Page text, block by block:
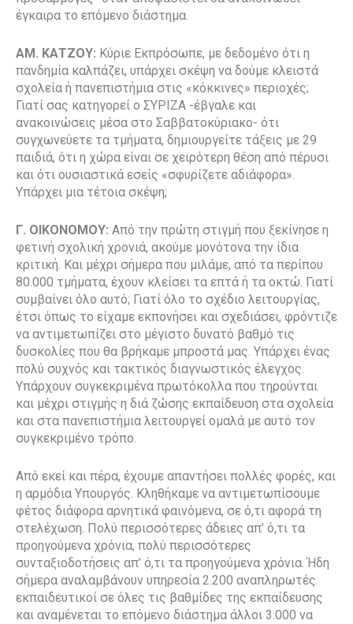
έγκαιρα το επόμενο διάστημα.
ΑΜ. ΚΑΤΖΟΥ: Κύριε Εκπρόσωπε, με δεδομένο ότι η
πανδημία καλπάζει, υπάρχει σκέψη να δούμε κλειστά
σχολεία ή πανεπιστήμια στις «κόκκινες» περιοχές;
Γιατί σας κατηγορεί ο ΣΥΡΙΖΑ -έβγαλε και
ανακοινώσεις μέσα στο Σαββατοκύριακο- ότι
συγχωνεύετε τα τμήματα, δημιουργείτε τάξεις με 29
παιδιά, ότι η χώρα είναι σε χειρότερη θέση από πέρυσι
και ότι ουσιαστικά εσείς «σφυρίζετε αδιάφορα».
Υπάρχει μια τέτοια σκέψη;
Γ. ΟΙΚΟΝΟΜΟΥ: Από την πρώτη στιγμή που ξεκίνησε η
φετινή σχολική χρονιά, ακούμε μονότονα την ίδια
κριτική. Και μέχρι σήμερα που μιλάμε, από τα περίπου
80.000 τμήματα, έχουν κλείσει τα επτά ή τα οκτώ. Γιατί
συμβαίνει όλο αυτό; Γιατί όλο το σχέδιο λειτουργίας,
έτσι όπως το είχαμε εκπονήσει και σχεδιάσει, φρόντιζε
να αντιμετωπίζει στο μέγιστο δυνατό βαθμό τις
δυσκολίες που θα βρήκαμε μπροστά μας. Υπάρχει ένας
πολύ συχνός και τακτικός διαγνωστικός έλεγχος.
Υπάρχουν συγκεκριμένα πρωτόκολλα που τηρούνται
και μέχρι στιγμής η διά ζώσης εκπαίδευση στα σχολεία
και στα πανεπιστήμια λειτουργεί ομαλά με αυτό τον
συγκεκριμένο τρόπο.
Από εκεί και πέρα, έχουμε απαντήσει πολλές φορές, και
η αρμόδια Υπουργός. Κληθήκαμε να αντιμετωπίσουμε
φέτος διάφορα αρνητικά φαινόμενα, σε ό,τι αφορά τη
στελέχωση. Πολύ περισσότερες άδειες απ’ ό,τι τα
προηγούμενα χρόνια, πολύ περισσότερες
συνταξιοδοτήσεις απ’ ό,τι τα προηγούμενα χρόνια. Ήδη
σήμερα αναλαμβάνουν υπηρεσία 2.200 αναπληρωτές
εκπαιδευτικοί σε όλες τις βαθμίδες της εκπαίδευσης
και αναμένεται το επόμενο διάστημα άλλοι 3.000 να